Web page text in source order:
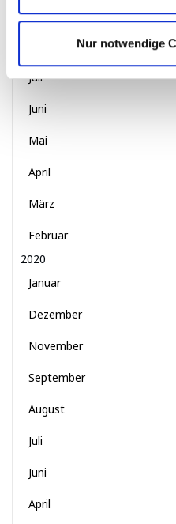
Nur notwendige
September
Juli
Juni
Mai
April
März
Februar
2020
Januar
Dezember
November
September
August
Juli
Juni
April